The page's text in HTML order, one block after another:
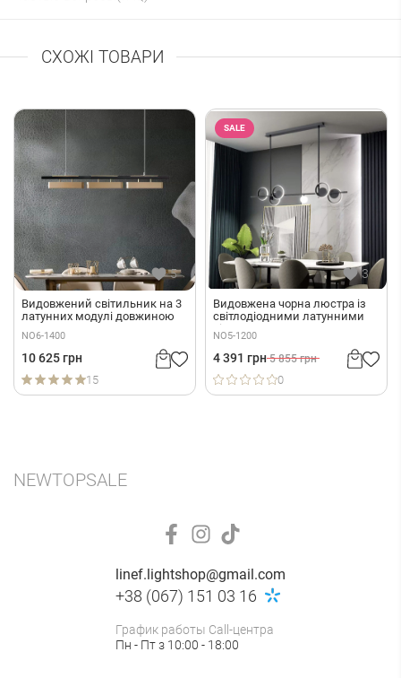
СХОЖІ ТОВАРИ
5
Видовжений світильник на 3
латунних модулі довжиною
140 см
NO6-1400
10 625 грн
15
SALE
3
Видовжена чорна люстра із
світлодіодними латунними
кільцями 120 см
NO5-1200
4 391 грн 5 855 грн
0
NEWTOPSALE
linef.lightshop@gmail.com
+38 (067) 151 03 16
График работы Call-центра
Пн - Пт з 10:00 - 18:00